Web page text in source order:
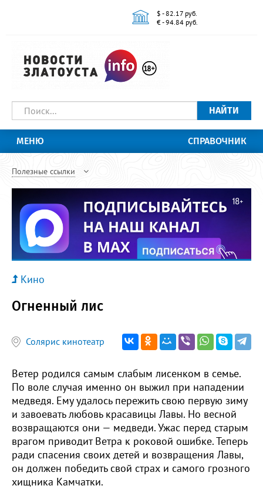
$ - 82.17 руб.
€ - 94.84 руб.
НАЙТИ
МЕНЮ СПРАВОЧНИК
Полезные ссылки
Кино
Огненный лис
Солярис кинотеатр
Ветер родился самым слабым лисенком в семье.
По воле случая именно он выжил при нападении
медведя. Ему удалось пережить свою первую зиму
и завоевать любовь красавицы Лавы. Но весной
возвращаются они — медведи. Ужас перед старым
врагом приводит Ветра к роковой ошибке. Теперь
ради спасения своих детей и возвращения Лавы,
он должен победить свой страх и самого грозного
хищника Камчатки.